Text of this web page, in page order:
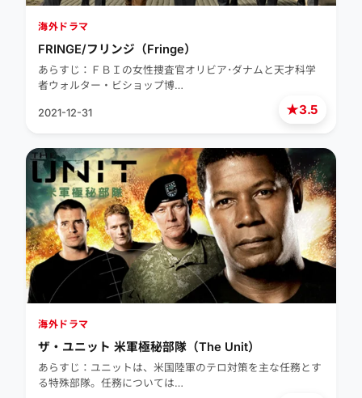
★3.5
海外ドラマ
FRINGE/フリンジ（Fringe）
あらすじ：ＦＢＩの女性捜査官オリビア･ダナムと天才科学
者ウォルター・ビショップ博…
2021-12-31
海外ドラマ
ザ・ユニット 米軍極秘部隊（The Unit）
あらすじ：ユニットは、米国陸軍のテロ対策を主な任務とす
る特殊部隊。任務については…